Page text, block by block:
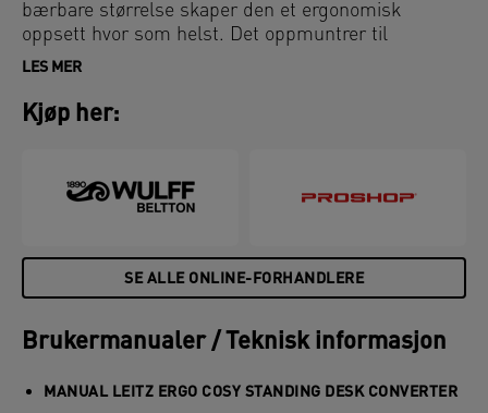
bærbare størrelse skaper den et ergonomisk
oppsett hvor som helst. Det oppmuntrer til
muskelbevegelse, forbedrer holdning og øker
stativet forvandle arbeidsplassen din umiddelbart
og forblir sterk og stabil i alle høyder. Den
løfte stativet til perfekt høyde, bevege seg rett opp
og ned for å spare plass. Med sin minimalistiske og
ved å skape det perfekte aktive arbeidsoppsettet.
Kombiner med andre Leitz Ergo-produkter for et
deg i bevegelse hele dagen.
LES MER
Kjøp her:
SE ALLE ONLINE-FORHANDLERE
Brukermanualer / Teknisk informasjon
MANUAL LEITZ ERGO COSY STANDING DESK CONVERTER